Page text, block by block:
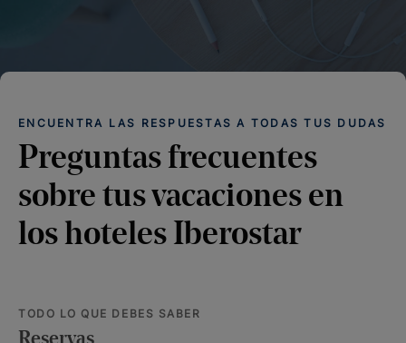
ENCUENTRA LAS RESPUESTAS A TODAS TUS DUDAS
Preguntas frecuentes
sobre tus vacaciones en
los hoteles Iberostar
TODO LO QUE DEBES SABER